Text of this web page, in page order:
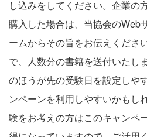
し込みをしてください。企業の
購入した場合は、当協会のWeb
ームからその旨をお伝えくださ
で、人数分の書籍を送付いたし
のほうが先の受験日を設定しや
ンペーンを利用しやすいかもし
験をお考えの方はこのキャンペ